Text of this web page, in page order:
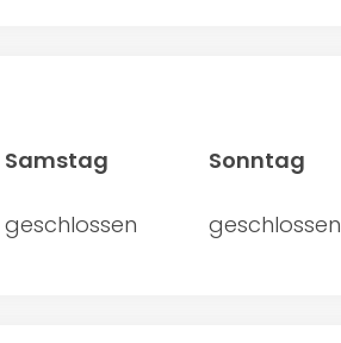
Samstag Sonntag
geschlossen geschlossen